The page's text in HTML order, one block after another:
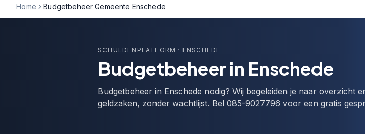
Home Budgetbeheer Gemeente Enschede
SCHULDENPLATFORM · ENSCHEDE
Budgetbeheer in Enschede
Budgetbeheer in Enschede nodig? Wij begeleiden je naar overzicht
geldzaken, zonder wachtlijst. Bel 085-9027796 voor een gratis